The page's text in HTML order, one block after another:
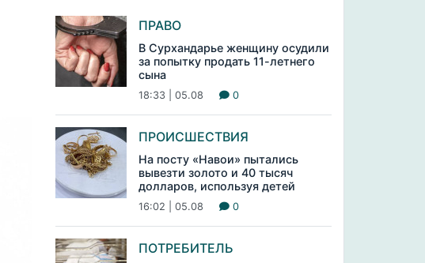
ПРАВО
В Сурхандарье женщину осудили
за попытку продать 11-летнего
сына
18:33 | 05.08 0
ПРОИСШЕСТВИЯ
На посту «Навои» пытались
вывезти золото и 40 тысяч
долларов, используя детей
16:02 | 05.08 0
ПОТРЕБИТЕЛЬ